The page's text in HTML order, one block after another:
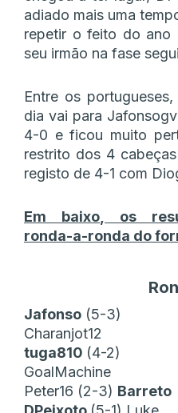
adiado mais uma
repetir o feito do ano
seu irmão na fase
Entre os
dia vai para
4-0 e ficou muito
restrito dos 4
registo de 4-1 com
Em baixo, os
ronda-a-ronda do
Jafonso (5-3)
Charanjot12
tuga810 (4-2)
GoalMachine
Peter16 (2-3) Barreto